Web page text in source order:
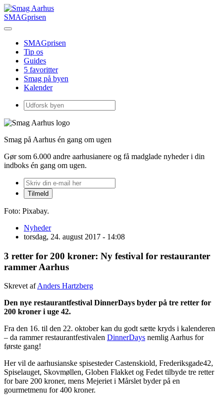
SMAGprisen
SMAGprisen
Tip os
Guides
5 favoritter
Smag på byen
Kalender
Smag på Aarhus én gang om ugen
Gør som 6.000 andre aarhusianere og få madglade nyheder i din
indboks én gang om ugen.
Foto: Pixabay.
Nyheder
torsdag, 24. august 2017 - 14:08
3 retter for 200 kroner: Ny festival for restauranter
rammer Aarhus
Skrevet afAnders Hartzberg
Den nye restaurantfestival DinnerDays byder på tre retter for
200 kroner i uge 42.
Fra den 16. til den 22. oktober kan du godt sætte kryds i kalenderen
– da rammer restaurantfestivalen DinnerDays nemlig Aarhus for
første gang!
Her vil de aarhusianske spisesteder Castenskiold, Frederiksgade42,
Spiselauget, Skovmøllen, Globen Flakket og Fedet tilbyde tre retter
for bare 200 kroner, mens Mejeriet i Mårslet byder på en
gourmetmenu for 400 kroner.